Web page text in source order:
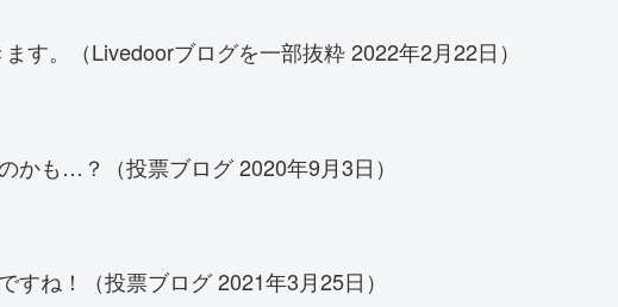
す。（Livedoorブログを一部抜粋 2022年2月22日）
かも…？（投票ブログ 2020年9月3日）
すね！（投票ブログ 2021年3月25日）